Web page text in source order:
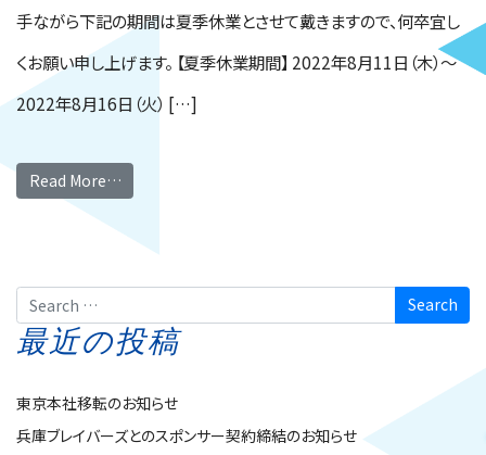
手ながら下記の期間は夏季休業とさせて戴きますので、何卒宜し
くお願い申し上げます。 【夏季休業期間】 2022年8月11日（木）～
2022年8月16日（火） […]
Read More…
Search
最近の投稿
東京本社移転のお知らせ
兵庫ブレイバーズとのスポンサー契約締結のお知らせ